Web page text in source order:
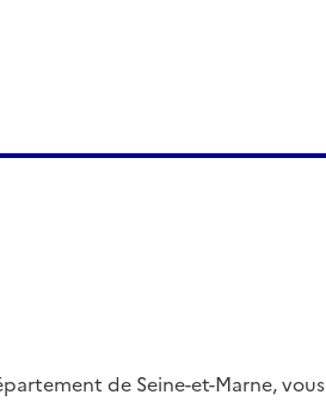
de Seine-et-Marne, vous